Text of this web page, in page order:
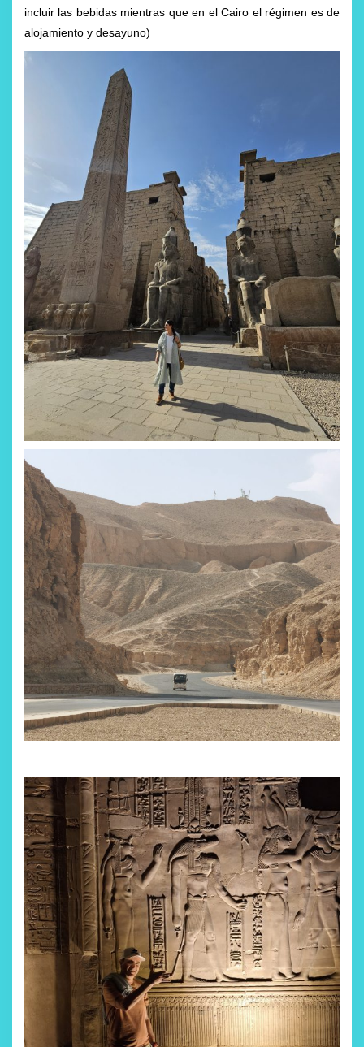
incluir las bebidas mientras que en el Cairo el régimen es de
alojamiento y desayuno)